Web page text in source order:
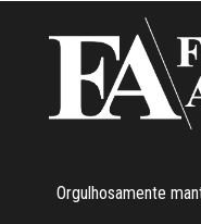
Orgulhosamente